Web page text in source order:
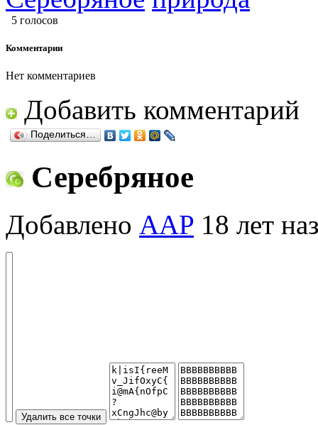
5 голосов
Комментарии
Нет комментариев
Добавить комментарий
Поделиться…
Серебряное
Добавлено AAP 18 лет